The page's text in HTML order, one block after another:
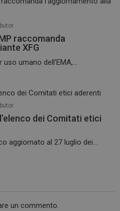
raccomanda
XFG
umano dell’EMA,...
dei Comitati etici
aggiornato al 27 luglio dei...
un commento.